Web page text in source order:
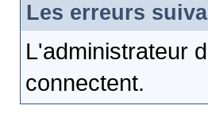
Les erreurs
L'administrateur
connectent.